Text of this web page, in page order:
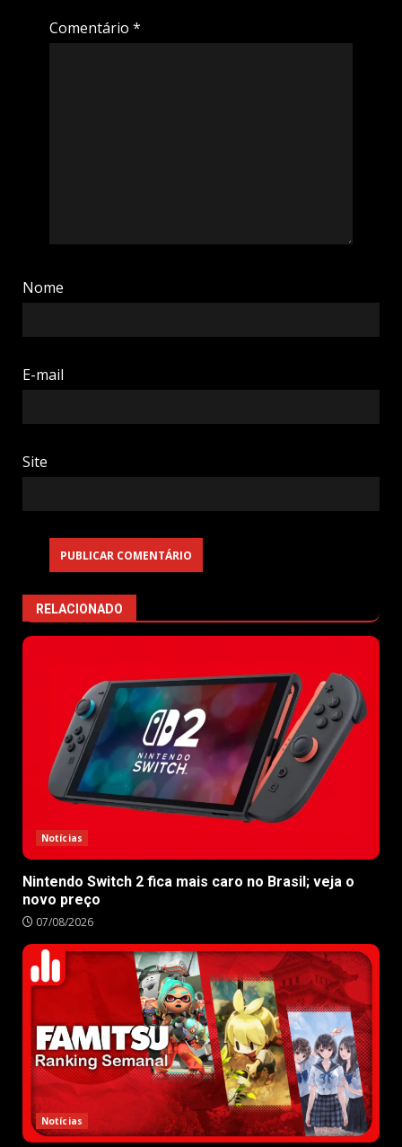
Comentário *
Nome
E-mail
Site
RELACIONADO
Notícias
Nintendo Switch 2 fica mais caro no Brasil; veja o
novo preço
07/08/2026
Notícias